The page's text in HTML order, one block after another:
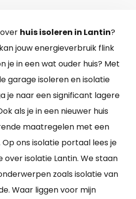
huis isoleren in Lantin?
jouw energieverbruik flink
je in een wat ouder huis? Met
garage isoleren en isolatie
je naar een significant lagere
als je in een nieuwer huis
maatregelen met een
ons isolatie portaal lees je
over isolatie Lantin. We staan
zoals isolatie van
Waar liggen voor mijn